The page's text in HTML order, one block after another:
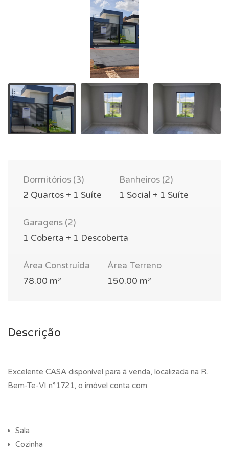
Dormitórios (3)
2 Quartos + 1 Suíte
Banheiros (2)
1 Social + 1 Suíte
Garagens (2)
1 Coberta + 1 Descoberta
Área Construída
78.00 m²
Área Terreno
150.00 m²
Descrição
Excelente CASA disponível para á venda, localizada na R.
Bem-Te-VI n°1721, o imóvel conta com:
Sala
Cozinha